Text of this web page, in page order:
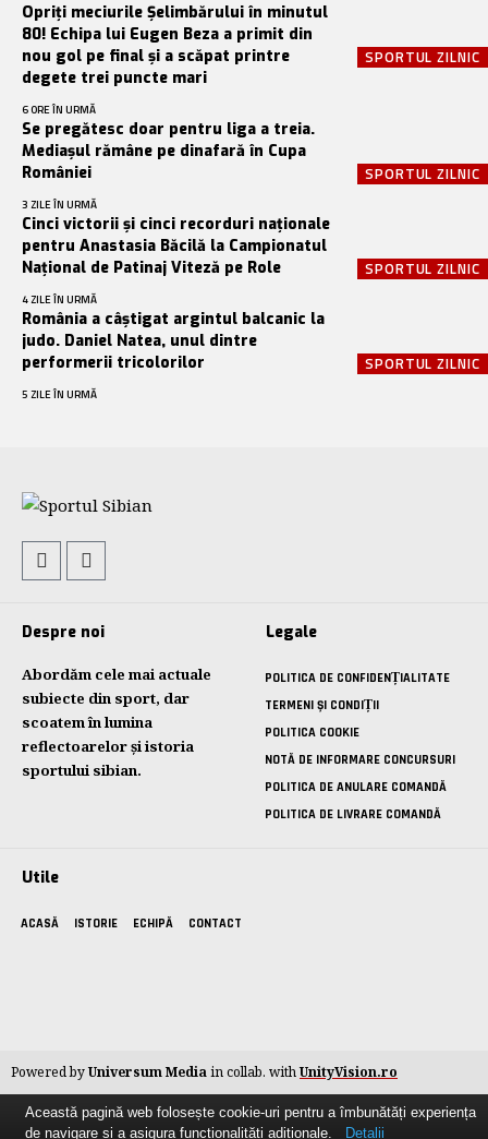
SPORTUL ZILNIC
Opriți meciurile Șelimbărului în minutul
80! Echipa lui Eugen Beza a primit din
nou gol pe final și a scăpat printre
degete trei puncte mari
6 ORE ÎN URMĂ
SPORTUL ZILNIC
Se pregătesc doar pentru liga a treia.
Mediașul rămâne pe dinafară în Cupa
României
3 ZILE ÎN URMĂ
SPORTUL ZILNIC
Cinci victorii și cinci recorduri naționale
pentru Anastasia Băcilă la Campionatul
Național de Patinaj Viteză pe Role
4 ZILE ÎN URMĂ
SPORTUL ZILNIC
România a câștigat argintul balcanic la
judo. Daniel Natea, unul dintre
performerii tricolorilor
5 ZILE ÎN URMĂ
Despre noi
Abordăm cele mai actuale
subiecte din sport, dar
scoatem în lumina
reflectoarelor și istoria
sportului sibian.
Legale
POLITICA DE CONFIDENȚIALITATE
TERMENI ȘI CONDIȚII
POLITICA COOKIE
NOTĂ DE INFORMARE CONCURSURI
POLITICA DE ANULARE COMANDĂ
POLITICA DE LIVRARE COMANDĂ
Utile
ACASĂ ISTORIE ECHIPĂ CONTACT
Powered byUniversum Mediain collab. withUnityVision.ro
Această pagină web folosește cookie-uri pentru a îmbunătăți experiența
de navigare și a asigura funcționalițăți adiționale.
Detalii